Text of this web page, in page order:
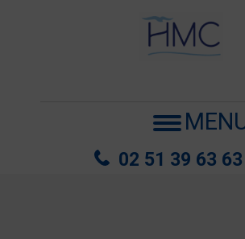
02 51 39 63 63